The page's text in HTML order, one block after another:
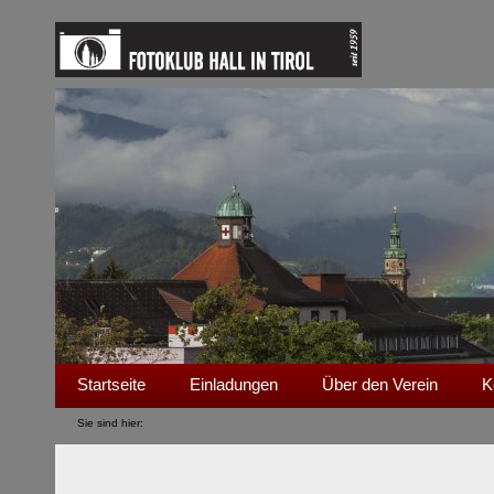
Startseite Einladungen Über den Verein
Sie sind hier: